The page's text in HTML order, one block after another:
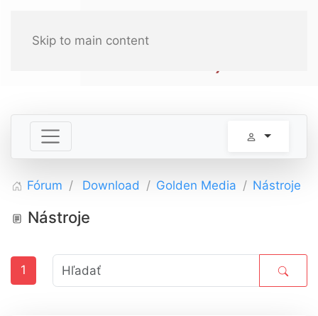
Skip to main content
Fórum Download Golden Media Nástroje
Nástroje
1